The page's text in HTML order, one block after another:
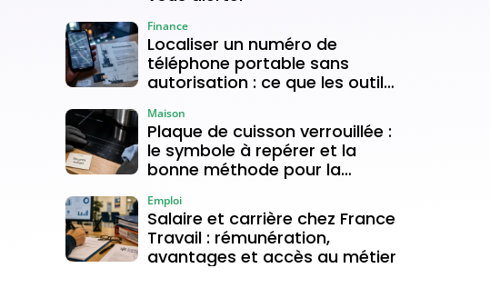
Localiser un numéro de
téléphone portable sans
autorisation : ce que les outils
Finance
Plaque de cuisson verrouillée :
le symbole à repérer et la
bonne méthode pour la
Maison
Salaire et carrière chez France
Travail : rémunération,
avantages et accès au métier
Emploi